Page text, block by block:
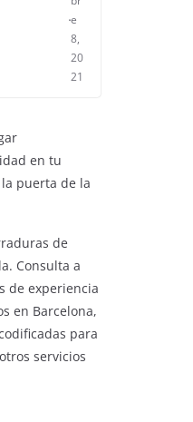
e
8,
20
21
en tu
puerta de la
de
Consulta a
de experiencia
en Barcelona,
para
servicios